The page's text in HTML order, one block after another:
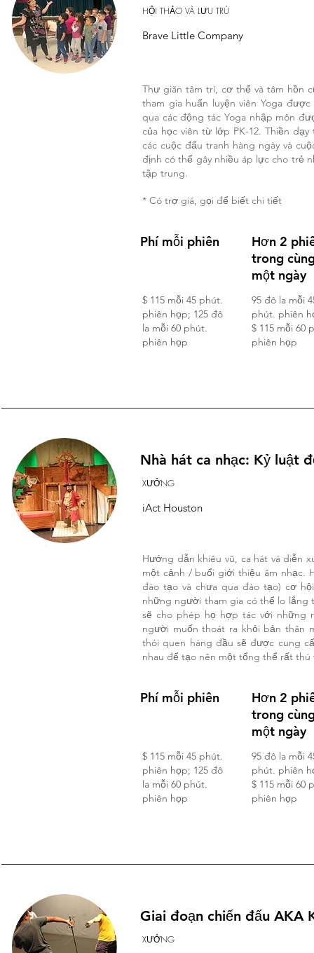
HỘI THẢO VÀ LƯU TRÚ
Brave Little Company
Thư giãn tâm trí, cơ thể và tâm hồn
tham gia huấn luyện viên Yoga
qua các động tác Yoga nhập môn
của học viên từ lớp PK-12. Thiền
các cuộc đấu tranh hàng ngày và
định có thể gây nhiều áp lực cho trẻ
tập trung.
* Có trợ giá, gọi để biết chi tiết
Phí mỗi phiên
$ 115 mỗi 45 phút.
phiên họp; 125 đô
la mỗi 60 phút.
phiên họp
Hơn 2
trong
một ngày
95 đô la mỗi
phút. phiên
$ 115 mỗi 60
phiên họp
Nhà hát ca nhạc: Kỷ luật
XƯỞNG
iAct Houston
Hướng dẫn khiêu vũ, ca hát và diễn
một cảnh / buổi giới thiệu âm nhạc.
đào tạo và chưa qua đào tạo) cơ
những người tham gia có thể lo lắng
sẽ cho phép họ hợp tác với những
người muốn thoát ra khỏi bản thân
thói quen hàng đầu sẽ được cung
nhau để tạo nên một tổng thể rất thú
Phí mỗi phiên
$ 115 mỗi 45 phút.
phiên họp; 125 đô
la mỗi 60 phút.
phiên họp
Hơn 2
trong
một ngày
95 đô la mỗi
phút. phiên
$ 115 mỗi 60
phiên họp
Giai đoạn chiến đấu AKA
XƯỞNG